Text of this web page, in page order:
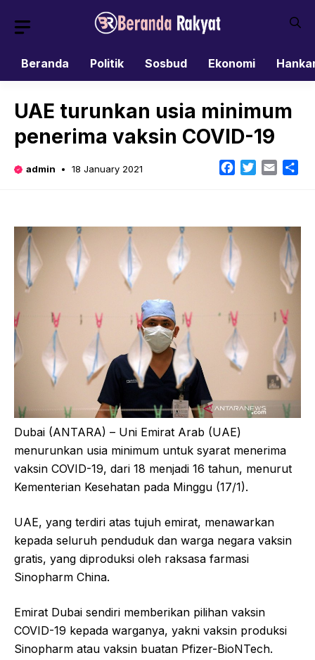
Beranda
Politik Sosbud Ekonomi
UAE turunkan usia minimum
penerima vaksin COVID-19
admin 18 January 2021 Facebook
TwitterEmail
Dubai (ANTARA) – Uni Emirat Arab (UAE)
menurunkan usia minimum untuk syarat menerima
vaksin COVID-19, dari 18 menjadi 16 tahun, menurut
Kementerian Kesehatan pada Minggu (17/1).
UAE, yang terdiri atas tujuh emirat, menawarkan
kepada seluruh penduduk dan warga negara vaksin
gratis, yang diproduksi oleh raksasa farmasi
Sinopharm China.
Emirat Dubai sendiri memberikan pilihan vaksin
COVID-19 kepada warganya, yakni vaksin produksi
Sinopharm atau vaksin buatan Pfizer-BioNTech.